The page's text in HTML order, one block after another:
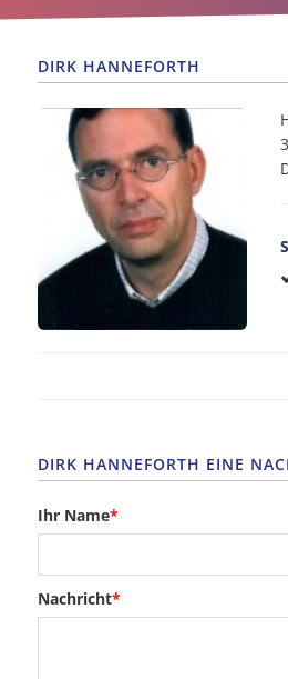
DIRK HANNEFORTH
DIRK HANNEFORTH EINE
Ihr Name*
Nachricht*